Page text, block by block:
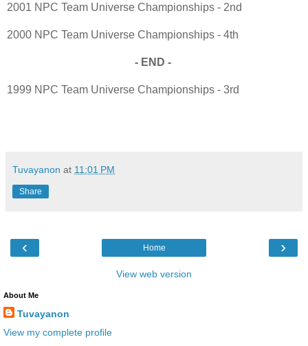
2001 NPC Team Universe Championships - 2nd
2000 NPC Team Universe Championships - 4th
- END -
1999 NPC Team Universe Championships - 3rd
Tuvayanon at 11:01 PM
Share
‹ ›
Home
View web version
About Me
Tuvayanon
View my complete profile